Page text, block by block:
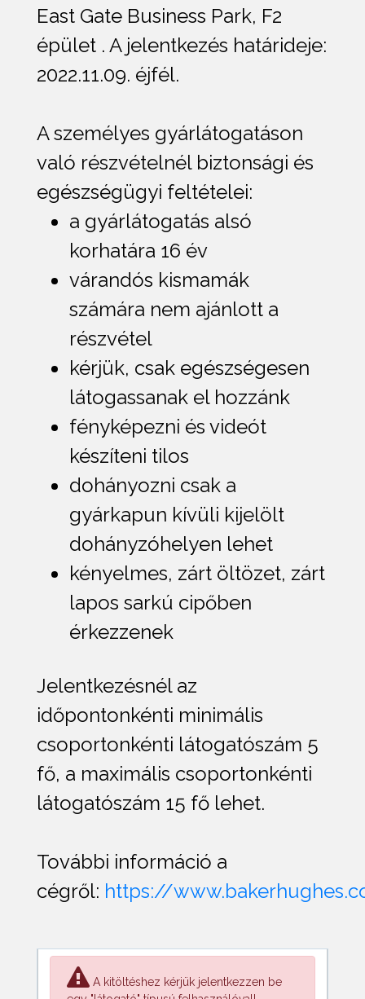
East Gate Business Park, F2
épület . A jelentkezés határideje:
2022.11.09. éjfél.
A személyes gyárlátogatáson
való részvételnél biztonsági és
egészségügyi feltételei:
a gyárlátogatás alsó
korhatára 16 év
várandós kismamák
számára nem ajánlott a
részvétel
kérjük, csak egészségesen
látogassanak el hozzánk
fényképezni és videót
készíteni tilos
dohányozni csak a
gyárkapun kívüli kijelölt
dohányzóhelyen lehet
kényelmes, zárt öltözet, zárt
lapos sarkú cipőben
érkezzenek
Jelentkezésnél az
időpontonkénti minimális
csoportonkénti látogatószám 5
fő, a maximális csoportonkénti
látogatószám 15 fő lehet.
További információ a
cégről: https://
A kitöltéshez kérjük jelentkezzen be